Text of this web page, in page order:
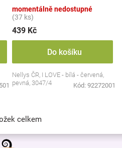
momentálně nedostupné
(37 ks)
439 Kč
Do košíku
Nellys ČR, I LOVE - bílá - červená,
pevná, 3047/4
Kód: 92272001
O
v
l
celkem